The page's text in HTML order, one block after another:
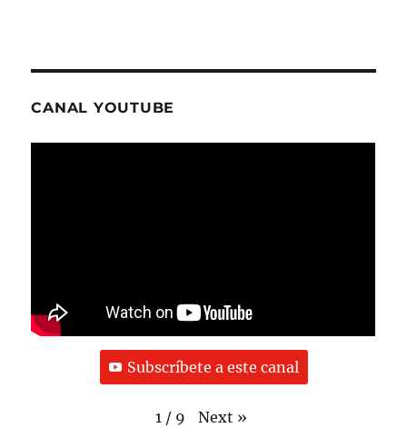
CANAL YOUTUBE
Subscríbete a este canal
1 / 9 Next »